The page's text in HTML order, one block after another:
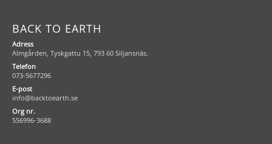
BACK TO EARTH
Adress
Almgården, Tyskgattu 15, 793 60 Siljansnäs.
Telefon
073-5677296
E-post
info@backtoearth.se
Org nr.
556996-3688